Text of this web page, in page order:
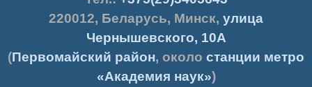
220012, Беларусь, Минск, улица
Чернышевского, 10А
(Первомайский район, около станции метро
«Академия наук»)